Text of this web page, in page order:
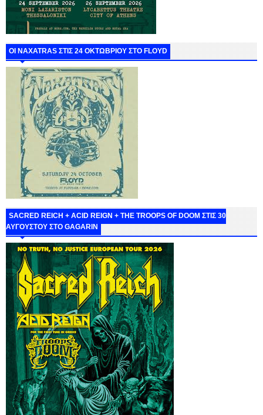
ΟΙ NAXATRAS ΣΤΙΣ 24 ΟΚΤΩΒΡΙΟΥ ΣΤΟ FLOYD
SACRED REICH + ACID REIGN + THE TROOPS OF DOOM ΣΤΙΣ 30
ΑΥΓΟΥΣΤΟΥ ΣΤΟ GAGARIN